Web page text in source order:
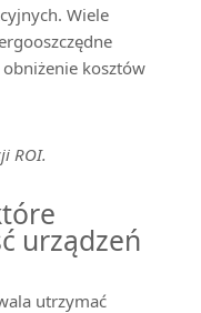
Wiele
kosztów
ROI.
urządzeń
utrzymać